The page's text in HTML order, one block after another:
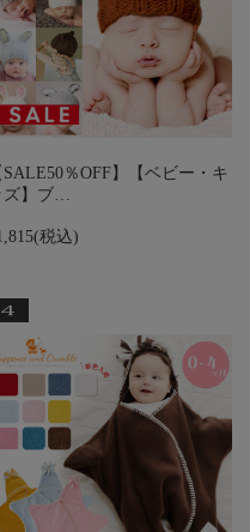
SALE50％OFF】【ベビー・キ
ズ】ブ…
(税込)